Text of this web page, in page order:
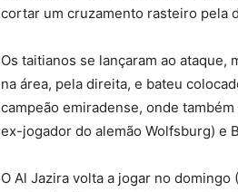
cortar um cruzamento rasteiro pela
Os taitianos se lançaram ao ataque,
na área, pela direita, e bateu
campeão emiradense, onde
ex-jogador do alemão Wolfsburg) e
O Al Jazira volta a jogar no